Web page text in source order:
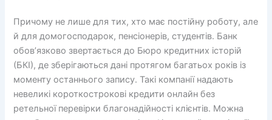
Причому не лише для тих, хто має постійну роботу, але
й для домогосподарок, пенсіонерів, студентів. Банк
обов’язково звертається до Бюро кредитних історій
(БКІ), де зберігаються дані протягом багатьох років із
моменту останнього запису. Такі компанії надають
невеликі короткострокові кредити онлайн без
ретельної перевірки благонадійності клієнтів. Можна